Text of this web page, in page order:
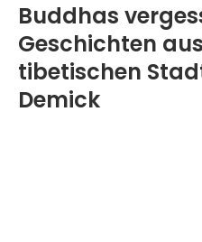
Buddhas
Geschichten
tibetischen
Demick